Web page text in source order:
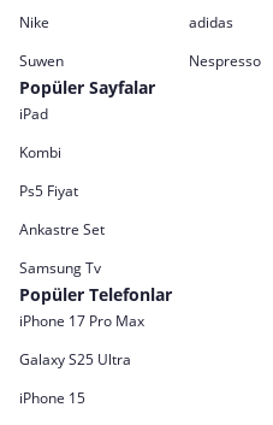
Nike adidas
Suwen
Nespresso
Popüler Sayfalar
iPad
Kombi
Ps5 Fiyat
Ankastre Set
Samsung Tv
Popüler Telefonlar
iPhone 17 Pro Max
Galaxy S25 Ultra
iPhone 15